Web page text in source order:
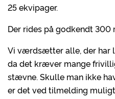
25 ekvipager.
Der rides på godkendt 300
Vi værdsætter alle, der har
da det kræver mange
stævne. Skulle man ikke
er det ved tilmelding